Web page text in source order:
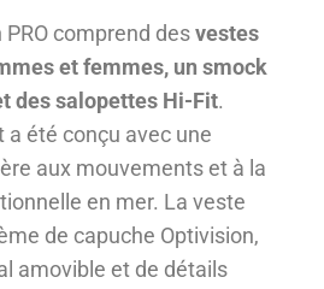
comprend desvestes
et femmes, un smock
des salopettes Hi-Fit.
été conçu avec une
aux mouvements et à la
en mer. La veste
de capuche Optivision,
amovible et de détails